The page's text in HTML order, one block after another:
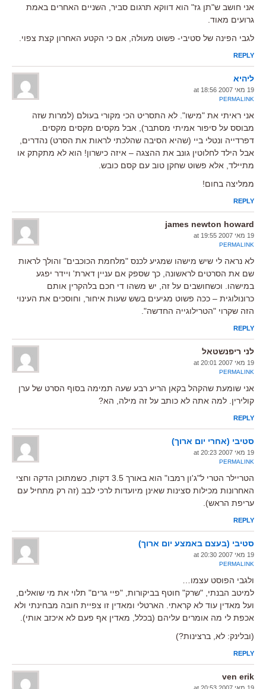
אני חושב ש"תן גז" הוא דווקא תרגום סביר, השניים האחרים באמת
גרועים מאוד.
לגבי הפינה של סטיבי- פשוט מעולה, אם כי הקטע האחרון קצת צפוי.
REPLY
ליהיא
19 מאי 2007 at 18:56
PERMALINK
אני ראיתי את "מישו". לא התסריט הכי מקורי בעולם (למרות שזה
מבוסס על סיפור אמיתי מסתבר), אבל מקסים מקסים מקסים.
דפרדייה ונטלי ביי (שהיא הסיבה שהלכתי לראות את הסרט) נהדרים,
אבל הילד לחלוטין גונב את ההצגה – איזה כישרון! הוא לא מתקתק או
מתיילד, אלא פשוט שחקן טוב עם קסם כובש.
ממליצה בחום!
REPLY
james newton howard
19 מאי 2007 at 19:55
PERMALINK
לא נראה לי שיש מישהו שמגיע לכנס "מלחמת הכוכבים" והולך לראות
שם את הסרטים לראשונה, כך שספק אם עניין דארת' ויידר יפגע
במישהו. וכשחושבים על זה, יש משהו די חכם בלהקרין אותם
כרונולוגית – ככה פשוט מגיעים בשש שעות איחור, וחוסכים את העינוי
הזה שקרוי "הטרילוגייה החדשה".
REPLY
לני ריפנשטאל
19 מאי 2007 at 20:01
PERMALINK
אני שומעת שהקהל בקאן הריע רבע שעה תמימה בסוף הסרט של ערן
קולירין. למה אתה לא כותב על זה מילה, הא?
REPLY
סטיבי (אחרי יום ארוך)
19 מאי 2007 at 20:23
PERMALINK
הטריילר הטרי ל"ג'ון רמבו" הוא באורך 3.5 דקות, כשמתוכן הדקה וחצי
האחרונות מכילות סצינות שאינן מיועדות לרכי לבב (זה רק מתחיל עם
עריפת הראש).
REPLY
סטיבי (בעצם באמצע יום ארוך)
19 מאי 2007 at 20:30
PERMALINK
ולגבי הפוסט עצמו…
למיטב הבנתי, "שרק" חוטף בביקורות, "פיי גרים" תלוי את מי שואלים,
ועל מאדין עוד לא קראתי. הארטלי ומאדין זו צפיית חובה מבחינתי ולא
אכפת לי מה אומרים עליהם (בכלל, מאדין אף פעם לא איכזב אותי).
(ובלינק: לא, ברצינות?)
REPLY
ven erik